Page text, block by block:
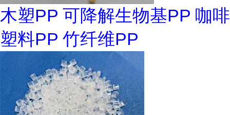
木塑PP 可降解生物基PP 咖啡
塑料PP 竹纤维PP